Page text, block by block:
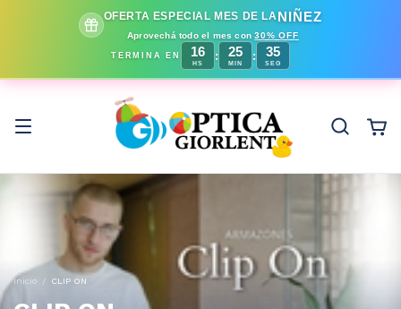
OFERTA ESPECIAL MES DE LANIÑEZ
Aprovechá todo el mes con30% OFF
TERMINA EN 16
HS
: 25
MIN
: 32
SEG
Inicio / CLIP ON